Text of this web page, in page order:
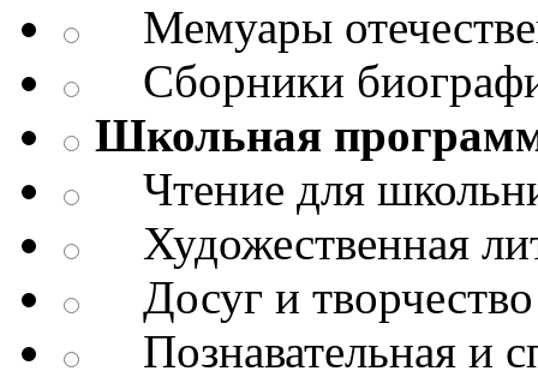
Мемуары
Сборники
Школьная
Чтение для
Художественная
Досуг и творчество
Познавательная и